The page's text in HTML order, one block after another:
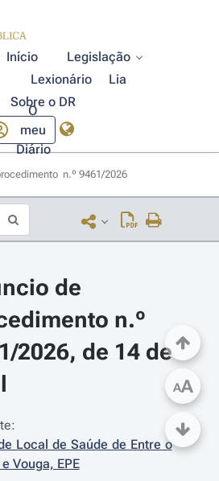
Início
Legislação
Lexionário
Lia
Sobre o DR
O
meu
Diário
n.º 9461/2026
de
n.º
2026, de 14 de
Local de Saúde de Entre o
Vouga, EPE
AA